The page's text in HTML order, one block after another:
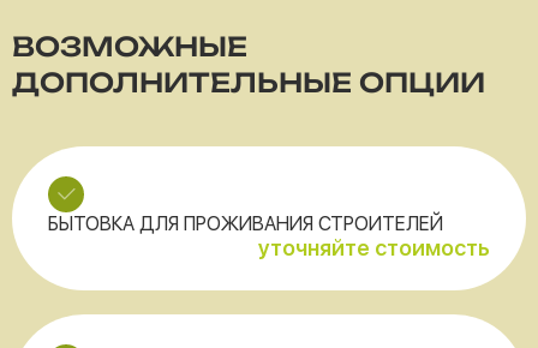
ВОЗМОЖНЫЕ
ДОПОЛНИТЕЛЬНЫЕ ОПЦИИ
БЫТОВКА ДЛЯ ПРОЖИВАНИЯ СТРОИТЕЛЕЙ
уточняйте стоимость